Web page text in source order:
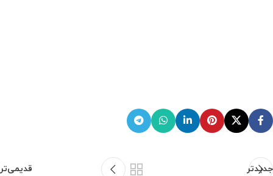
جدیدتر قدیمی‌تر